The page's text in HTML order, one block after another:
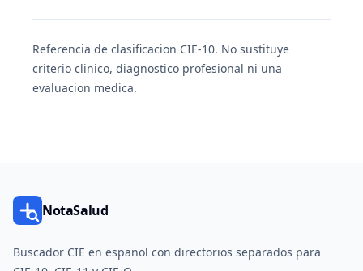
Referencia de clasificacion CIE-10. No sustituye
criterio clinico, diagnostico profesional ni una
evaluacion medica.
NotaSalud
Buscador CIE en espanol con directorios separados para